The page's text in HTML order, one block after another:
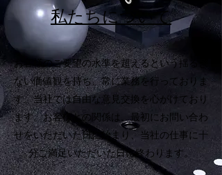
私たちについて
お客様のご要望の水準を超えるという揺るぎ
ない価値観を持ち、常に業務を行っておりま
す。当社では自由な意見交換を心がけており
ます。お客様との関係は、最初にお問い合わ
せをいただいた日に始まり、当社の仕事に十
分ご満足いただいた日に終わります。